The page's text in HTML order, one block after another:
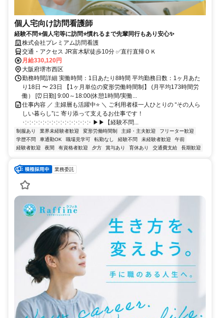
個人宅向け訪問看護師
経験不問⭐個人宅等に訪問⭐慣れるまで先輩同行もあり安心✨
株式会社プレミアム訪問看護
交通・アクセス JR富木駅徒歩10分 ✅直行直帰ＯＫ
月給330,120円
大阪府堺市西区
勤務時間詳細 実働時間：1日あたり8時間 平均勤務日数：1ヶ月あた
り18日 〜 23日 【1ヶ月単位の変形労働時間制】 (月平均173時間労
働） [⏰日勤] 9:00～18:00(休憩1時間/実働...
仕事内容 ／ 主婦層も活躍中⭐ ＼ ご利用者様一人ひとりの “その人ら
しい暮らし”に 寄り添って支えるお仕事です！
･:･:･:･:･:･:･:･:･:･:･:･:･:･:･:･ ▶▶【経験不問...
制服あり 業界未経験者歓迎 変形労働時間制 主婦・主夫歓迎
フリーター歓迎
学歴不問
車通勤OK 職場見学可 転勤なし 経験不問 未経験者歓迎
午前
経験者歓迎
夜間 有資格者歓迎 夕方 賞与あり 育休あり 交通費支給 長期歓迎
業務委託